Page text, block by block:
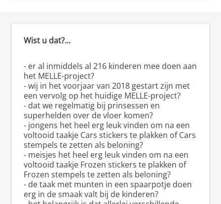
Wist u dat?...
- er al inmiddels al 216 kinderen mee doen aan
het MELLE-project?
- wij in het voorjaar van 2018 gestart zijn met
een vervolg op het huidige MELLE-project?
- dat we regelmatig bij prinsessen en
superhelden over de vloer komen?
- jongens het heel erg leuk vinden om na een
voltooid taakje Cars stickers te plakken of Cars
stempels te zetten als beloning?
- meisjes het heel erg leuk vinden om na een
voltooid taakje Frozen stickers te plakken of
Frozen stempels te zetten als beloning?
- de taak met munten in een spaarpotje doen
erg in de smaak valt bij de kinderen?